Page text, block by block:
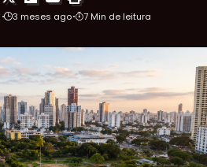
3 meses ago 7 Min de leitura